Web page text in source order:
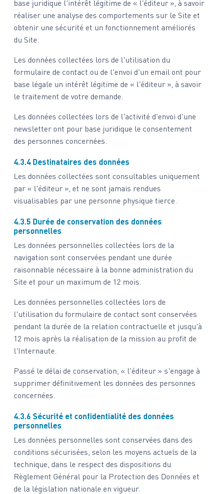
base juridique l'intérêt légitime de « l'éditeur », à savoir
réaliser une analyse des comportements sur le Site et
obtenir une sécurité et un fonctionnement améliorés
du Site.
Les données collectées lors de l'utilisation du
formulaire de contact ou de l'envoi d'un email ont pour
base légale un intérêt légitime de « l'éditeur », à savoir
le traitement de votre demande.
Les données collectées lors de l'activité d'envoi d'une
newsletter ont pour base juridique le consentement
des personnes concernées.
4.3.4 Destinataires des données
Les données collectées sont consultables uniquement
par « l'éditeur », et ne sont jamais rendues
visualisables par une personne physique tierce.
4.3.5 Durée de conservation des données
personnelles
Les données personnelles collectées lors de la
navigation sont conservées pendant une durée
raisonnable nécessaire à la bonne administration du
Site et pour un maximum de 12 mois.
Les données personnelles collectées lors de
l'utilisation du formulaire de contact sont conservées
pendant la durée de la relation contractuelle et jusqu'à
12 mois après la réalisation de la mission au profit de
l'Internaute.
Passé le délai de conservation, « l'éditeur » s'engage à
supprimer définitivement les données des personnes
concernées.
4.3.6 Sécurité et confidentialité des données
personnelles
Les données personnelles sont conservées dans des
conditions sécurisées, selon les moyens actuels de la
technique, dans le respect des dispositions du
Règlement Général pour la Protection des Données et
de la législation nationale en vigueur.